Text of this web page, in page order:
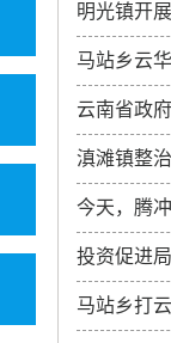
明光镇开
马站乡云
云南省政
滇滩镇整
今天，腾
投资促进
马站乡打